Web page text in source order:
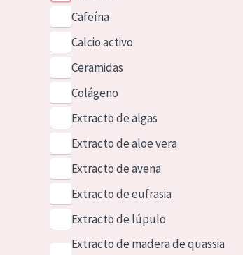
Cafeína
Calcio activo
Ceramidas
Colágeno
Extracto de algas
Extracto de aloe vera
Extracto de avena
Extracto de eufrasia
Extracto de lúpulo
Extracto de madera de quassia